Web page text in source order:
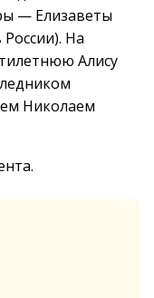
— Елизаветы
На
Алису
Николаем